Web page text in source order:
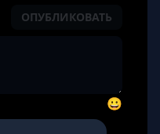
ОПУБЛИКОВАТЬ
😀